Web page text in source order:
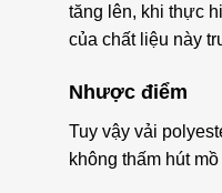
tăng lên, khi thực
của chất liệu này
Nhược điểm
Tuy vậy vải
không thấm hút